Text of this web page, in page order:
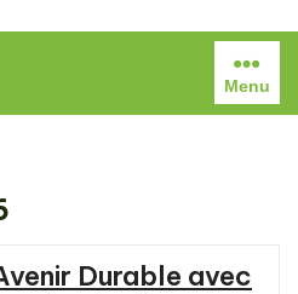
Menu
Durable avec